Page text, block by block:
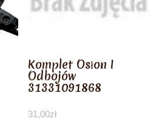
Komplet Osłon I
Odbojów
31331091868
31,00zł